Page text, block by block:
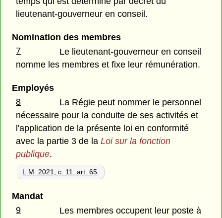
lieutenant-gouverneur en conseil.
Nomination des membres
7
Le lieutenant-gouverneur en conseil
nomme les membres et fixe leur rémunération.
Employés
8
La Régie peut nommer le personnel
nécessaire pour la conduite de ses activités et
l'application de la présente loi en conformité
avec la partie 3 de laLoi sur la fonction
publique.
L.M. 2021, c. 11, art. 65
Mandat
9
Les membres occupent leur poste à